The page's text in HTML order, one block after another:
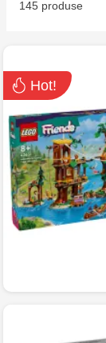
145 produse
Hot!